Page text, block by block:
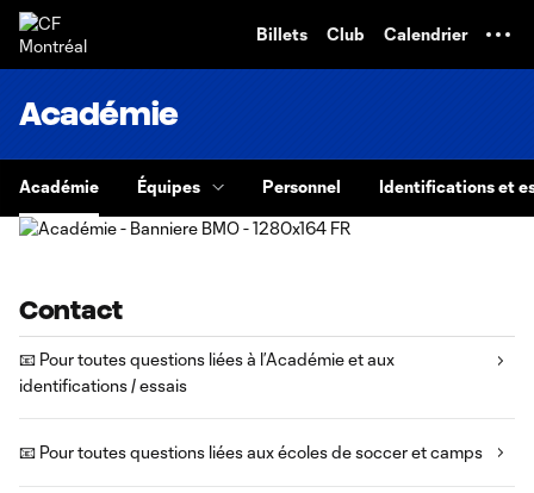
Billets Club Calendrier
Académie
Académie Équipes Personnel Identifications et
Contact
📧 Pour toutes questions liées à l’Académie et aux
identifications / essais
📧 Pour toutes questions liées aux écoles de soccer et camps